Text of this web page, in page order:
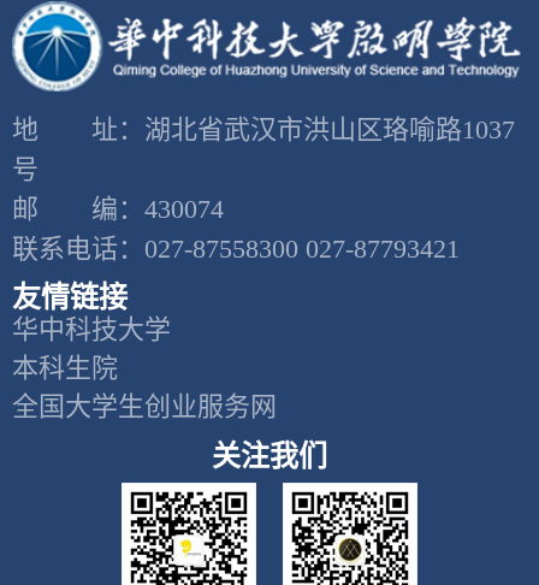
地 址：湖北省武汉市洪山区珞喻路1037
号
邮 编：430074
联系电话：027-87558300 027-87793421
友情链接
华中科技大学
本科生院
全国大学生创业服务网
关注我们